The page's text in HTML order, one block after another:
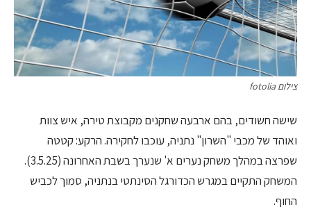
צילום fotolia
שישה חשודים, בהם ארבעה שחקנים מקבוצת טירה, איש צוות
ואוהד של מכבי "השרון" נתניה, עוכבו לחקירה. הרקע: קטטה
שפרצה במהלך משחק נערים א' שנערך בשבת האחרונה (3.5.25).
המשחק התקיים במגרש הכדורגל הסינתטי בנתניה, סמוך לכביש
החוף.